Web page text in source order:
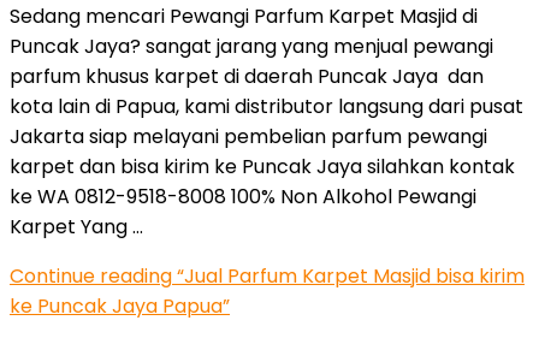
Sedang mencari Pewangi Parfum Karpet Masjid di
Puncak Jaya? sangat jarang yang menjual pewangi
parfum khusus karpet di daerah Puncak Jaya dan
kota lain di Papua, kami distributor langsung dari pusat
Jakarta siap melayani pembelian parfum pewangi
karpet dan bisa kirim ke Puncak Jaya silahkan kontak
ke WA 0812-9518-8008 100% Non Alkohol Pewangi
Karpet Yang …
Continue reading“Jual Parfum Karpet Masjid bisa kirim
ke Puncak Jaya Papua”